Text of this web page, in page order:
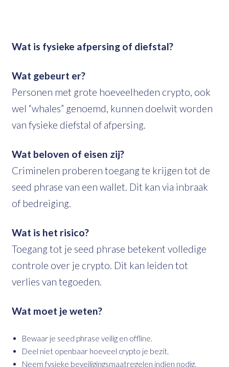
Wat is fysieke afpersing of diefstal?
Wat gebeurt er?
Personen met grote hoeveelheden crypto, ook
wel “whales” genoemd, kunnen doelwit worden
van fysieke diefstal of afpersing.
Wat beloven of eisen zij?
Criminelen proberen toegang te krijgen tot de
seed phrase van een wallet. Dit kan via inbraak
of bedreiging.
Wat is het risico?
Toegang tot je seed phrase betekent volledige
controle over je crypto. Dit kan leiden tot
verlies van tegoeden.
Wat moet je weten?
Bewaar je seed phrase veilig en offline.
Deel niet openbaar hoeveel crypto je bezit.
Neem fysieke beveiligingsmaatregelen indien nodig.